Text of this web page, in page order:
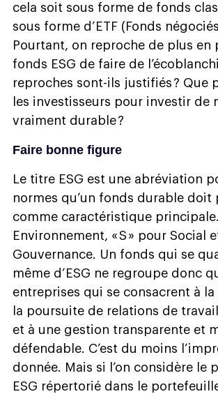
cela soit sous forme de fonds
sous forme d’ETF (Fonds
Pourtant, on reproche de plus en
fonds ESG de faire de
reproches sont-ils justifiés ? Que
les investisseurs pour investir de
vraiment durable ?
Faire bonne figure
Le titre ESG est une abréviation
normes qu’un fonds durable doit
comme caractéristique principale.
Environnement, « S » pour Social
Gouvernance. Un fonds qui se
même d’ESG ne regroupe donc
entreprises qui se consacrent à
la poursuite de relations de
et à une gestion transparente et
défendable. C’est du moins
donnée. Mais si l’on considère le
ESG répertorié dans le